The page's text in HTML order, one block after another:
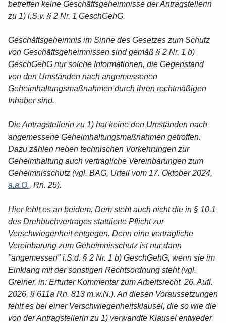
betreffen keine Geschäftsgeheimnisse der Antragstellerin
zu 1) i.S.v. § 2 Nr. 1 GeschGehG.
Geschäftsgeheimnis im Sinne des Gesetzes zum Schutz
von Geschäftsgeheimnissen sind gemäß § 2 Nr. 1 b)
GeschGehG nur solche Informationen, die Gegenstand
von den Umständen nach angemessenen
Geheimhaltungsmaßnahmen durch ihren rechtmäßigen
Inhaber sind.
Die Antragstellerin zu 1) hat keine den Umständen nach
angemessene Geheimhaltungsmaßnahmen getroffen.
Dazu zählen neben technischen Vorkehrungen zur
Geheimhaltung auch vertragliche Vereinbarungen zum
Geheimnisschutz (vgl. BAG, Urteil vom 17. Oktober 2024,
a.a.O., Rn. 25).
Hier fehlt es an beidem. Dem steht auch nicht die in § 10.1
des Drehbuchvertrages statuierte Pflicht zur
Verschwiegenheit entgegen. Denn eine vertragliche
Vereinbarung zum Geheimnisschutz ist nur dann
"angemessen" i.S.d. § 2 Nr. 1 b) GeschGehG, wenn sie im
Einklang mit der sonstigen Rechtsordnung steht (vgl.
Greiner, in: Erfurter Kommentar zum Arbeitsrecht, 26. Aufl.
2026, § 611a Rn. 813 m.w.N.). An diesen Voraussetzungen
fehlt es bei einer Verschwiegenheitsklausel, die so wie die
von der Antragstellerin zu 1) verwandte Klausel entweder